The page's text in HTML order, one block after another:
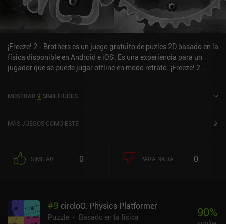
¡Freeze! 2 - Brothers es un juego gratuito de puzles 2D basado en la
física disponible en Android e iOS. Es una experiencia para un
jugador que se puede jugar offline en modo retrato. ¡Freeze! 2 -
iOS.
MOSTRAR 9 SIMILITUDES
MÁS JUEGOS COMO ESTE
SIMILAR 0 PARA NADA 0
#9 circloO: Physics Platformer
Puzzle
Basado en la física
90%